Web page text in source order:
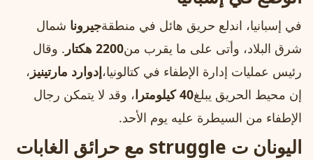
في إسبانيا، اندلع حريق هائل في منطقةجيرونا شمال
شرق البلاد، وأتى على ما يقرب من2200 هكتار
. وقال
رئيس عمليات إدارة الإطفاء في كتالونيا،إدوارد مارتينيز ،
إن محيط الحريق يبلغ40 كيلومترا
، وقد لا يتمكن رجال
الإطفاء من السيطرة عليه يوم الأحد.
اليونان ت struggle مع حرائق الغابات